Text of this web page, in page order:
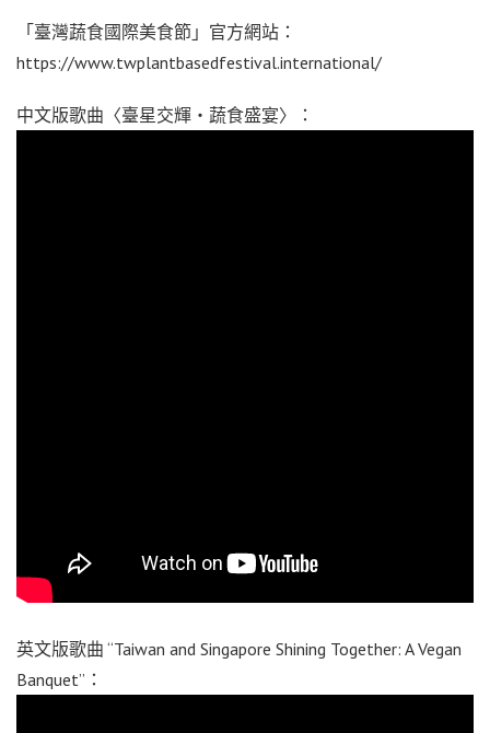
「臺灣蔬食國際美食節」官方網站：
https://www.twplantbasedfestival.international/
中文版歌曲〈臺星交輝・蔬食盛宴〉：
英文版歌曲 “Taiwan and Singapore Shining Together: A Vegan
Banquet”：